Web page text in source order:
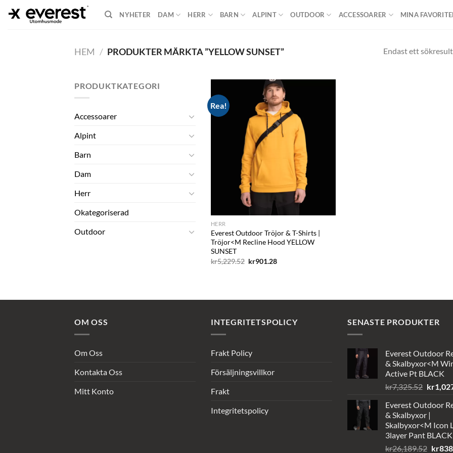
NYHETER DAM HERR BARN ALPINT OUTDOOR ACCESSOARER MINA
HEM / PRODUKTER MÄRKTA ”YELLOW SUNSET” Endast ett
PRODUKTKATEGORI
Accessoarer
Alpint
Barn
Dam
Herr
Okategoriserad
Outdoor
Rea!
HERR
Everest Outdoor Tröjor & T-Shirts |
Tröjor<M Recline Hood YELLOW
SUNSET
kr5,229.52 Det
kr901.28Det
OM OSS
Om Oss
Kontakta Oss
Mitt Konto
INTEGRITETSPOLICY
Frakt Policy
Försäljningsvillkor
Frakt
Integritetspolicy
SENASTE PRODUKTER
Everest Outdoor
& Skalbyxor<M
Active Pt BLACK
kr7,325.52 Det
priset
var:
kr
Everest Outdoor
& Skalbyxor |
Skalbyxor<M Icon
3layer Pant BLACK
kr26,189.52 Det
kr